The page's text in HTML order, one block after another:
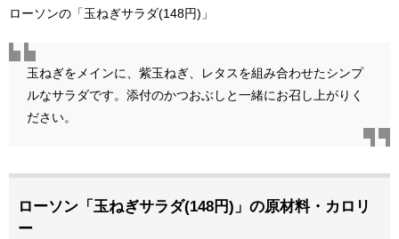
ローソンの「玉ねぎサラダ(148円)」
玉ねぎをメインに、紫玉ねぎ、レタスを組み合わせたシンプ
ルなサラダです。添付のかつおぶしと一緒にお召し上がりく
ださい。
ローソン「玉ねぎサラダ(148円)」の原材料・カロリ
ー